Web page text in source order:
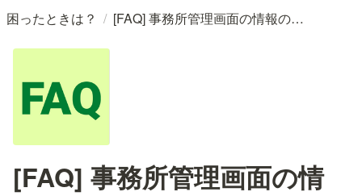
困ったときは？ / [FAQ] 事務所管理画面の情報の更新タイミング
[FAQ] 事務所管理画面の情